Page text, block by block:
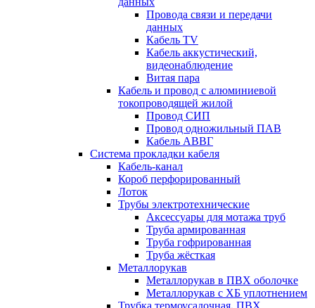
Провода связи и передачи
данных
Кабель TV
Кабель аккустический,
видеонаблюдение
Витая пара
Кабель и провод с алюминиевой
токопроводящей жилой
Провод СИП
Провод одножильный ПАВ
Кабель АВВГ
Система прокладки кабеля
Кабель-канал
Короб перфорированный
Лоток
Трубы электротехнические
Аксессуары для мотажа труб
Труба армированная
Труба гофрированная
Труба жёсткая
Металлорукав
Металлорукав в ПВХ оболочке
Металлорукав с ХБ уплотнением
Трубка термоусадочная, ПВХ